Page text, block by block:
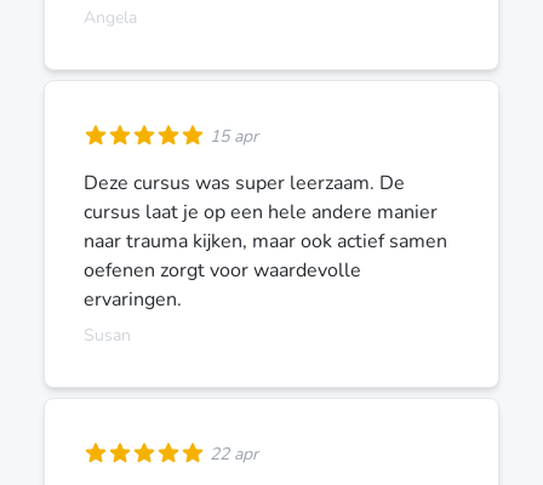
Angela
15 apr
Deze cursus was super leerzaam. De
cursus laat je op een hele andere manier
naar trauma kijken, maar ook actief samen
oefenen zorgt voor waardevolle
ervaringen.
Susan
22 apr